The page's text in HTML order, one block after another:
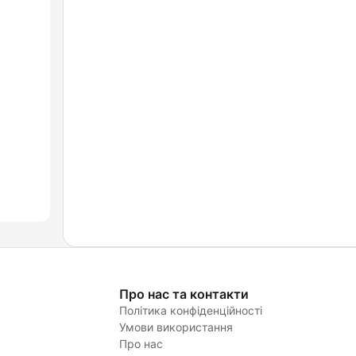
Про нас та контакти
Політика конфіденційності
Умови використання
Про нас